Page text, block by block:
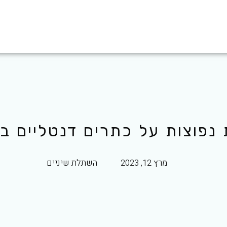
נפוצות על כתרים דנטליים
מרץ 12, 2023 השתלת שיניים